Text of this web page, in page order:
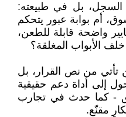
بل في طبيعته:
أم بوابة عبور يتحكم
واضحة قابلة للطعن،
الأبواب المغلقة؟
تأتي من نص القرار، بل
إلى أداة دعم حقيقية
- كما حدث في تجارب
مقنّع.